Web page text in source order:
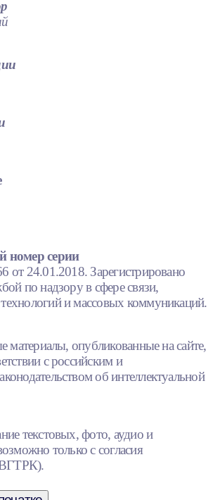
номер серии
24.01.2018. Зарегистрировано
по надзору в сфере связи,
и массовых коммуникаций.
материалы, опубликованные на сайте,
с российским и
об интеллектуальной
текстовых, фото, аудио и
только с согласия